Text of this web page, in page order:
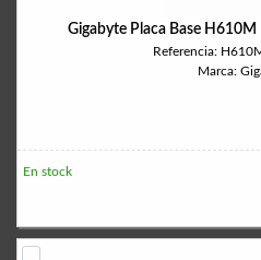
Gigabyte Placa Base
Referencia:
Marca:
En stock